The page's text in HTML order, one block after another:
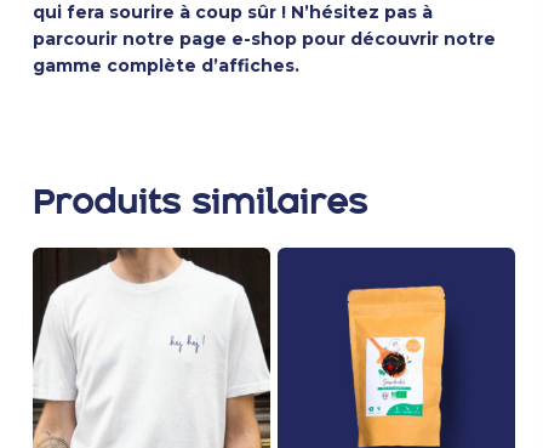
qui fera sourire à coup sûr ! N’hésitez pas à
parcourir notre page e-shoppour découvrir notre
gamme complète d’affiches.
Produits similaires